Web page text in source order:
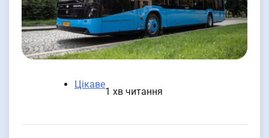
Цікаве
1 хв читання